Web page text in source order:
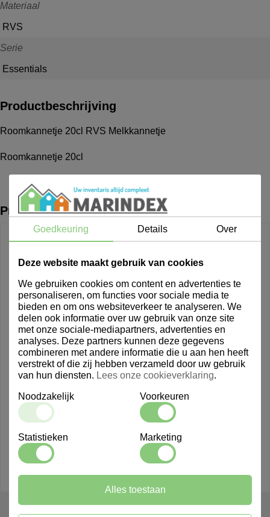
Materiaal
RVS
Serie
Essentials
Productbeschrijving
Roomkannetje 20cl RVS Melkkannetje
Roomkannetje 20cl
Producten uit dezelfde lijn
209047
Goedkeuring Details Over
Deze website maakt gebruik van cookies
We gebruiken cookies om content en advertenties te
personaliseren, om functies voor sociale media te
bieden en om ons websiteverkeer te analyseren. We
delen ook informatie over uw gebruik van onze site
met onze sociale-mediapartners, advertenties en
analyses. Deze partners kunnen deze gegevens
combineren met andere informatie die u aan hen heeft
verstrekt of die zij hebben verzameld door uw gebruik
van hun diensten. Lees onze cookieverklaring.
Noodzakelijk Voorkeuren
Statistieken Marketing
Alles toestaan